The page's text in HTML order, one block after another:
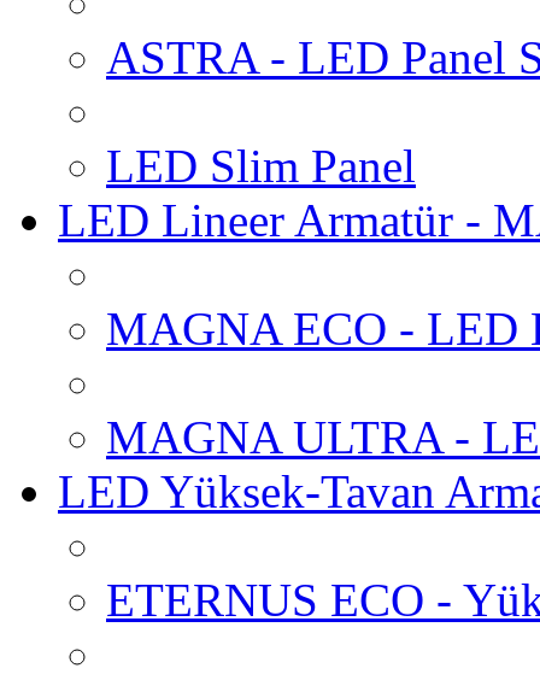
ASTRA - LED Panel
LED Slim Panel
LED Lineer Armatür -
MAGNA ECO - LED
MAGNA ULTRA -
LED Yüksek-Tavan
ETERNUS ECO -